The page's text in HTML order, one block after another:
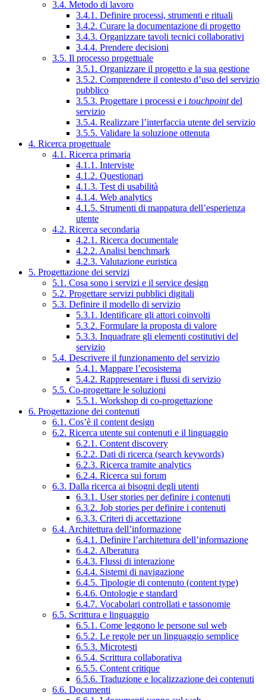
3.4. Metodo di lavoro
3.4.1. Definire processi, strumenti e rituali
3.4.2. Curare la documentazione di progetto
3.4.3. Organizzare tavoli tecnici collaborativi
3.4.4. Prendere decisioni
3.5. Il processo progettuale
3.5.1. Organizzare il progetto e la sua gestione
3.5.2. Comprendere il contesto d’uso del servizio
pubblico
3.5.3. Progettare i processi e i touchpointdel
servizio
3.5.4. Realizzare l’interfaccia utente del servizio
3.5.5. Validare la soluzione ottenuta
4. Ricerca progettuale
4.1. Ricerca primaria
4.1.1. Interviste
4.1.2. Questionari
4.1.3. Test di usabilità
4.1.4. Web analytics
4.1.5. Strumenti di mappatura dell’esperienza
utente
4.2. Ricerca secondaria
4.2.1. Ricerca documentale
4.2.2. Analisi benchmark
4.2.3. Valutazione euristica
5. Progettazione dei servizi
5.1. Cosa sono i servizi e il service design
5.2. Progettare servizi pubblici digitali
5.3. Definire il modello di servizio
5.3.1. Identificare gli attori coinvolti
5.3.2. Formulare la proposta di valore
5.3.3. Inquadrare gli elementi costitutivi del
servizio
5.4. Descrivere il funzionamento del servizio
5.4.1. Mappare l’ecosistema
5.4.2. Rappresentare i flussi di servizio
5.5. Co-progettare le soluzioni
5.5.1. Workshop di co-progettazione
6. Progettazione dei contenuti
6.1. Cos’è il content design
6.2. Ricerca utente sui contenuti e il linguaggio
6.2.1. Content discovery
6.2.2. Dati di ricerca (search keywords)
6.2.3. Ricerca tramite analytics
6.2.4. Ricerca sui forum
6.3. Dalla ricerca ai bisogni degli utenti
6.3.1. User stories per definire i contenuti
6.3.2. Job stories per definire i contenuti
6.3.3. Criteri di accettazione
6.4. Architettura dell’informazione
6.4.1. Definire l’architettura dell’informazione
6.4.2. Alberatura
6.4.3. Flussi di interazione
6.4.4. Sistemi di navigazione
6.4.5. Tipologie di contenuto (content type)
6.4.6. Ontologie e standard
6.4.7. Vocabolari controllati e tassonomie
6.5. Scrittura e linguaggio
6.5.1. Come leggono le persone sul web
6.5.2. Le regole per un linguaggio semplice
6.5.3. Microtesti
6.5.4. Scrittura collaborativa
6.5.5. Content critique
6.5.6. Traduzione e localizzazione dei contenuti
6.6. Documenti